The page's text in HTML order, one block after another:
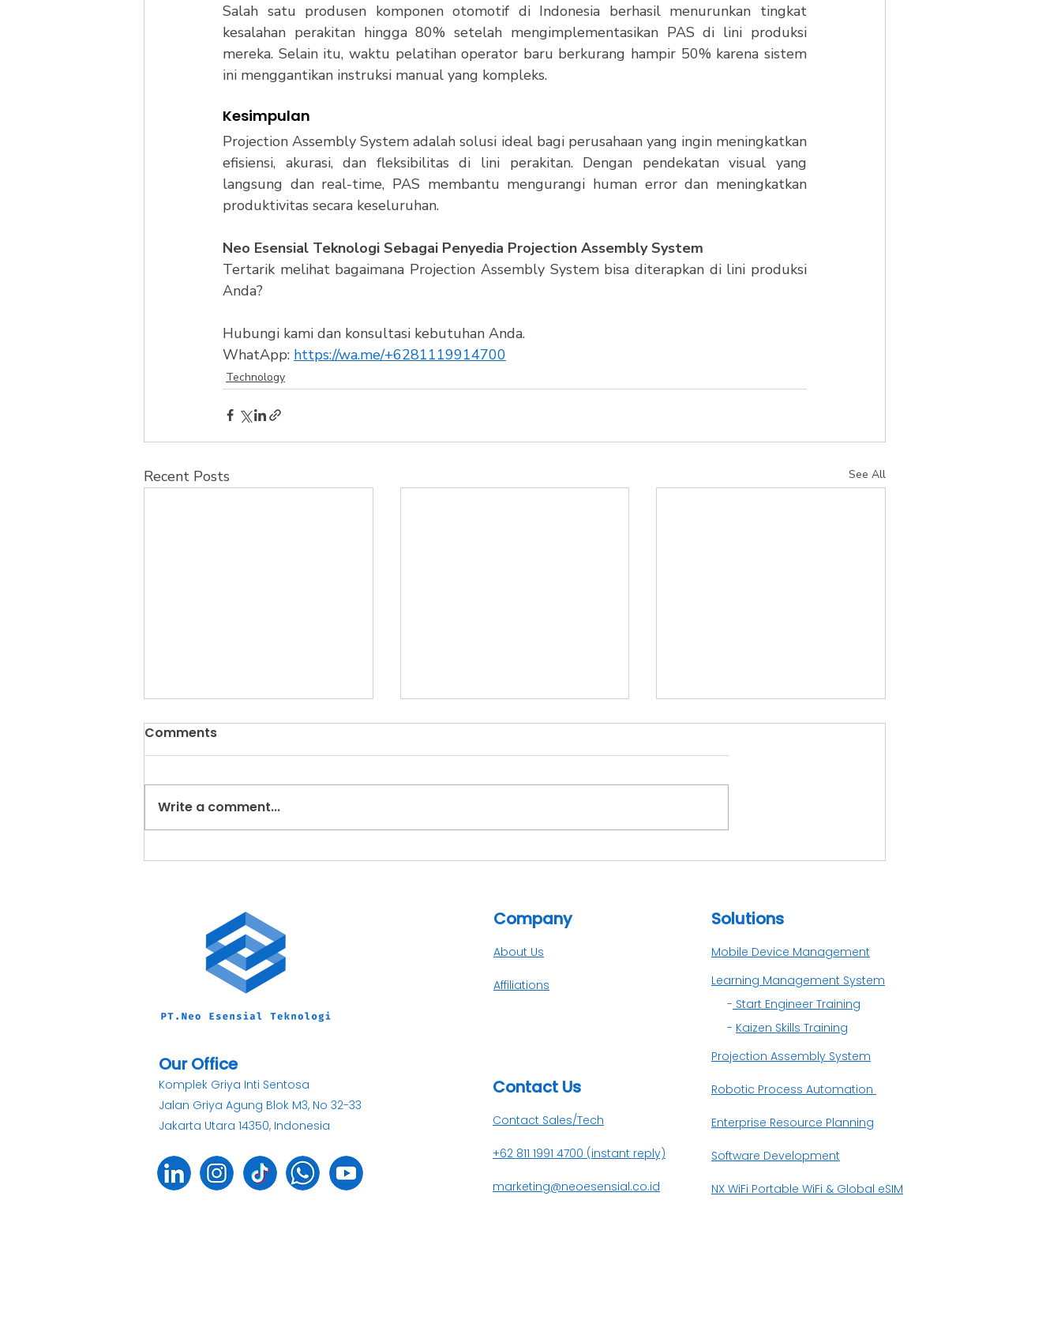
Salah satu produsen komponen otomotif di Indonesia berhasil menurunkan tingkat
kesalahan perakitan hingga 80% setelah mengimplementasikan PAS di lini produksi
mereka. Selain itu, waktu pelatihan operator baru berkurang hampir 50% karena sistem
ini menggantikan instruksi manual yang kompleks.
Kesimpulan
Projection Assembly System adalah solusi ideal bagi perusahaan yang ingin meningkatkan
efisiensi, akurasi, dan fleksibilitas di lini perakitan. Dengan pendekatan visual yang
langsung dan real-time, PAS membantu mengurangi human error dan meningkatkan
produktivitas secara keseluruhan.
Neo Esensial Teknologi Sebagai Penyedia Projection Assembly System
Tertarik melihat bagaimana Projection Assembly System bisa diterapkan di lini produksi
Anda?
Hubungi kami dan konsultasi kebutuhan Anda.
WhatApp: https://wa.me/+6281119914700
Technology
Recent Posts See All
Optimalisasi Manufaktur
7 Fitur Hexnode untuk
Comments
Write a comment...
Our Office
Komplek Griya Inti Sentosa
Jalan Griya Agung Blok M3, No 32-33
Jakarta Utara 14350, Indonesia
Company
About Us
Affiliations
Contact Us​
Contact Sales/Tech
+62 811 1991 4700 (instant reply)
marketing@neoesensial.co.id
Solutions
Mobile Device Management
Learning Management System
- Start Engineer Training
- Kaizen Skills Training
Projection Assembly System
Robotic Process Automation
Enterprise Resource Planning
Software Development
NX WiFi Portable WiFi & Global eSIM